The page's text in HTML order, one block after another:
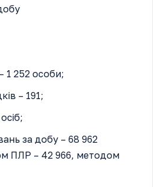
1 252 особи;
– 191;
за добу – 68 962
ПЛР – 42 966, методом